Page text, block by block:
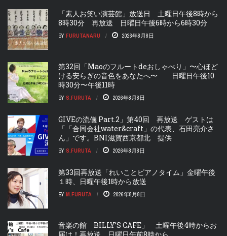
「素人お笑い演芸館」放送日 土曜日午後8時から
8時30分 再放送 日曜日午後6時から6時30分
BY FURUTANARU 2026年8月8日
第32回「Maoのフルートdeおしゃべり」〜心ほど
ける安らぎの音色をあなたへ〜 日曜日午後10
時30分〜午後11時
BY S.FURUTA 2026年8月8日
GIVEの流儀 Part.2」第40回 再放送 ゲストは
「「合同会社water&craft」の代表、石田亮介さ
ん」です。BNI滋賀西京都北 提供
BY S.FURUTA 2026年8月8日
第33回再放送「れいことピアノタイム」金曜午後
１時、日曜午後1時から放送
BY M.FURUTA 2026年8月8日
音楽の館 BILLY’S CAFE」 土曜午後4時からお